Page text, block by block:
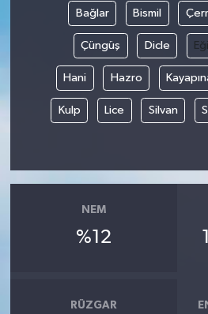
Bağlar Bismil
Çüngüş Dicle Eğil
Hani Hazro
Kulp Lice Silvan
NEM
%12
RÜZGAR